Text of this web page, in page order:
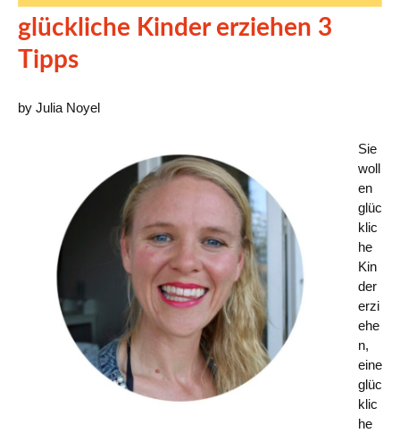
glückliche Kinder erziehen 3
Tipps
by Julia Noyel
Sie
woll
en
glüc
klic
he
Kin
der
erzi
ehe
n,
eine
glüc
klic
he